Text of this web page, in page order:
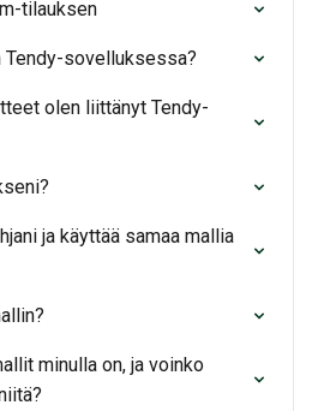
tilauksen
Tendy-sovelluksessa?
olen liittänyt Tendy-
ja käyttää samaa mallia
minulla on, ja voinko